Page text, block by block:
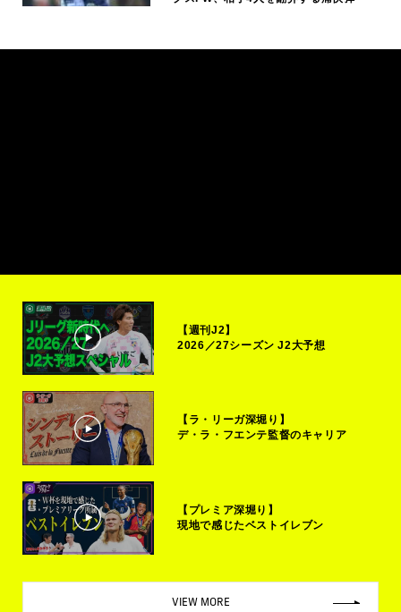
【週刊J2】
2026／27シーズン J2大予想
【ラ・リーガ深堀り】
デ・ラ・フエンテ監督のキャリア
【プレミア深堀り】
現地で感じたベストイレブン
VIEW MORE